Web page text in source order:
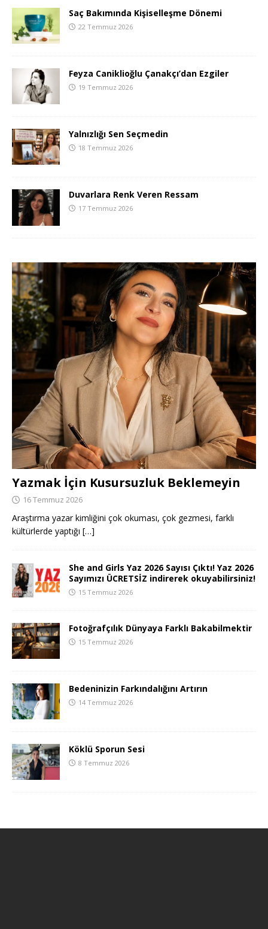
Saç Bakımında Kişiselleşme Dönemi
22 Temmuz 2026
Feyza Caniklioğlu Çanakçı’dan Ezgiler
19 Temmuz 2026
Yalnızlığı Sen Seçmedin
18 Temmuz 2026
Duvarlara Renk Veren Ressam
17 Temmuz 2026
Yazmak İçin Kusursuzluk Beklemeyin
16 Temmuz 2026
Araştırma yazar kimliğini çok okuması, çok gezmesi, farklı
kültürlerde yaptığı […]
She and Girls Yaz 2026 Sayısı Çıktı! Yaz 2026
Sayımızı ÜCRETSİZ indirerek okuyabilirsiniz!
15 Temmuz 2026
Fotoğrafçılık Dünyaya Farklı Bakabilmektir
15 Temmuz 2026
Bedeninizin Farkındalığını Artırın
14 Temmuz 2026
Köklü Sporun Sesi
8 Temmuz 2026